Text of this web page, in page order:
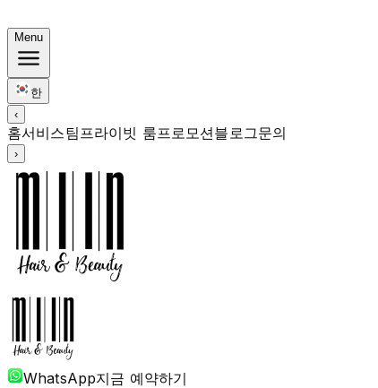
Menu
한
‹
홈서비스팀프라이빗 룸프로모션블로그문의
›
WhatsApp지금 예약하기